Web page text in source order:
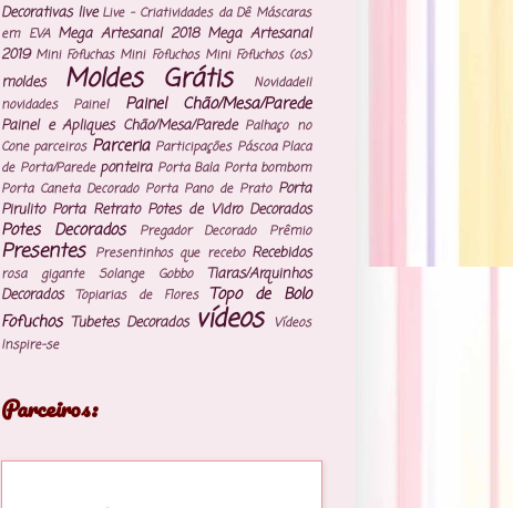
Decorativas live Live - Criatividades da Dê Máscaras
em EVA Mega Artesanal 2018 Mega Artesanal
2019 Mini Fofuchas Mini Fofuchos Mini Fofuchos (os)
moldes Moldes Grátis
Novidade!!
novidades
Painel Painel Chão/Mesa/Parede
Painel e Apliques Chão/Mesa/Parede Palhaço no
Cone parceiros Parceria Participações Páscoa Placa
de Porta/Parede ponteira Porta Bala Porta bombom
Porta Caneta Decorado Porta Pano de Prato Porta
Pirulito Porta Retrato Potes de Vidro Decorados
Potes Decorados Pregador Decorado Prêmio
Presentes Presentinhos que recebo Recebidos
rosa gigante Solange Gobbo
Tiaras/Arquinhos
Decorados
Topiarias de Flores
Topo de Bolo
Fofuchos Tubetes Decorados vídeos
Vídeos
Inspire-se
Parceiros: